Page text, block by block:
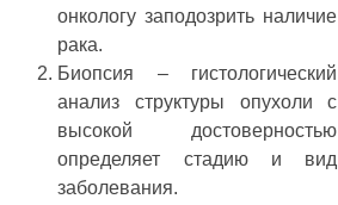
онкологу заподозрить наличие
рака.
Биопсия – гистологический
анализ структуры опухоли с
высокой достоверностью
определяет стадию и вид
заболевания.